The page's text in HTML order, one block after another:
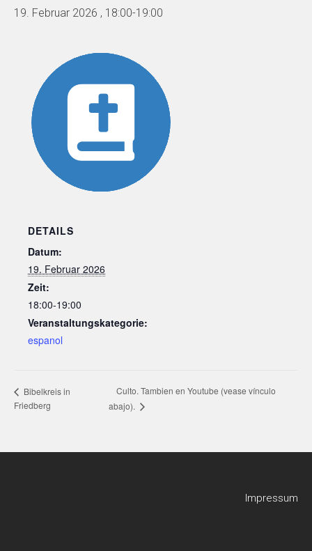
19. Februar 2026 , 18:00-19:00
DETAILS
Datum:
19. Februar 2026
Zeit:
18:00-19:00
Veranstaltungskategorie:
espanol
Bibelkreis in
Friedberg
Culto. Tambien en Youtube (vease vínculo
abajo).
Impressum